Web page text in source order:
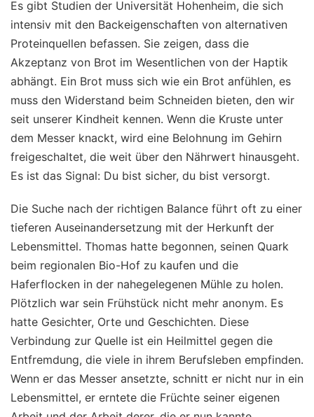
Es gibt Studien der Universität Hohenheim, die sich
intensiv mit den Backeigenschaften von alternativen
Proteinquellen befassen. Sie zeigen, dass die
Akzeptanz von Brot im Wesentlichen von der Haptik
abhängt. Ein Brot muss sich wie ein Brot anfühlen, es
muss den Widerstand beim Schneiden bieten, den wir
seit unserer Kindheit kennen. Wenn die Kruste unter
dem Messer knackt, wird eine Belohnung im Gehirn
freigeschaltet, die weit über den Nährwert hinausgeht.
Es ist das Signal: Du bist sicher, du bist versorgt.
Die Suche nach der richtigen Balance führt oft zu einer
tieferen Auseinandersetzung mit der Herkunft der
Lebensmittel. Thomas hatte begonnen, seinen Quark
beim regionalen Bio-Hof zu kaufen und die
Haferflocken in der nahegelegenen Mühle zu holen.
Plötzlich war sein Frühstück nicht mehr anonym. Es
hatte Gesichter, Orte und Geschichten. Diese
Verbindung zur Quelle ist ein Heilmittel gegen die
Entfremdung, die viele in ihrem Berufsleben empfinden.
Wenn er das Messer ansetzte, schnitt er nicht nur in ein
Lebensmittel, er erntete die Früchte seiner eigenen